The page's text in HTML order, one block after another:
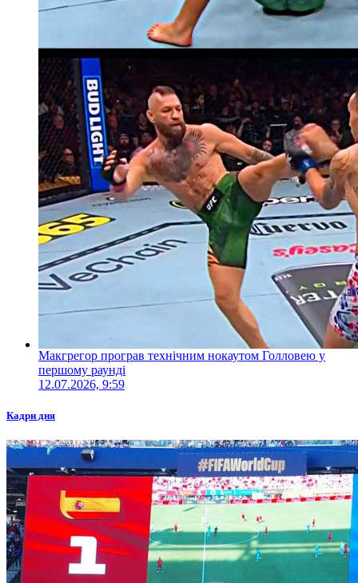
Макгрегор програв технічним нокаутом Голловею у
першому раунді
12.07.2026, 9:59
Кадри дня